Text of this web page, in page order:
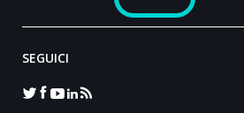
SEGUICI